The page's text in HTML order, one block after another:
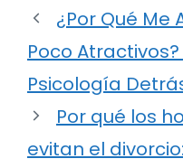
¿Por Qué Me
Poco
Psicología
Por qué los
evitan el